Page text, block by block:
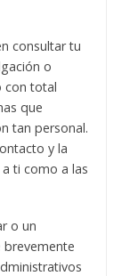
consultar tu
o
con total
que
tan personal.
y la
ti como a las
o un